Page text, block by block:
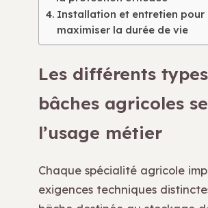
Installation et entretien pour
maximiser la durée de vie
Les différents
bâches agricoles
l’usage métier
Chaque spécialité agricole
exigences techniques